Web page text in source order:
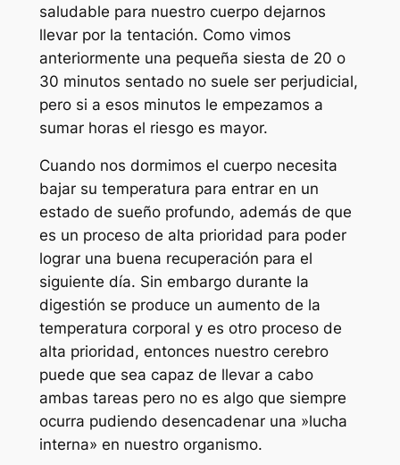
saludable para nuestro cuerpo dejarnos
llevar por la tentación. Como vimos
anteriormente una pequeña siesta de 20 o
30 minutos sentado no suele ser perjudicial,
pero si a esos minutos le empezamos a
sumar horas el riesgo es mayor.
Cuando nos dormimos el cuerpo necesita
bajar su temperatura para entrar en un
estado de sueño profundo, además de que
es un proceso de alta prioridad para poder
lograr una buena recuperación para el
siguiente día. Sin embargo durante la
digestión se produce un aumento de la
temperatura corporal y es otro proceso de
alta prioridad, entonces nuestro cerebro
puede que sea capaz de llevar a cabo
ambas tareas pero no es algo que siempre
ocurra pudiendo desencadenar una »lucha
interna» en nuestro organismo.